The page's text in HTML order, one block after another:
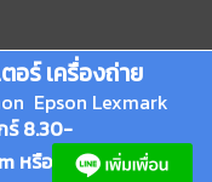
อร์ เครื่องถ่าย
Epson Lexmark
ร์ 8.30-
หรือ